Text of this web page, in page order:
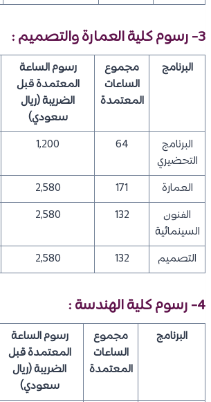
3- رسوم كلية العمارة والتصميم :
البرنامج
مجموع
الساعات
المعتمدة
رسوم الساعة
المعتمدة قبل
الضريبة (ريال
سعودي)
البرنامج
التحضيري
64
1,200
العمارة 171
2,580
الفنون
السينمائية
132
2,580
التصميم 132
2,580
4- رسوم كلية الهندسة :
البرنامج
مجموع
الساعات
المعتمدة
رسوم الساعة
المعتمدة قبل
الضريبة (ريال
سعودي)